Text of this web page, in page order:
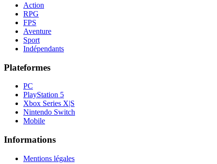
Action
RPG
FPS
Aventure
Sport
Indépendants
Plateformes
PC
PlayStation 5
Xbox Series X|S
Nintendo Switch
Mobile
Informations
Mentions légales